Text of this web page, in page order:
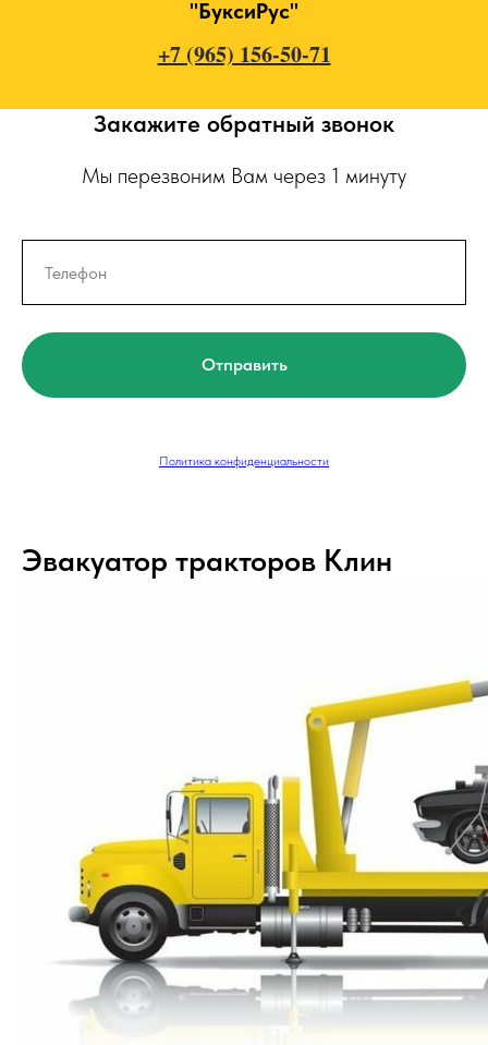
"БуксиРус"
+7 (965) 156-50-71
Закажите обратный звонок
Мы перезвоним Вам через 1 минуту
Отправить
Политика конфиденциальности
Эвакуатор тракторов Клин